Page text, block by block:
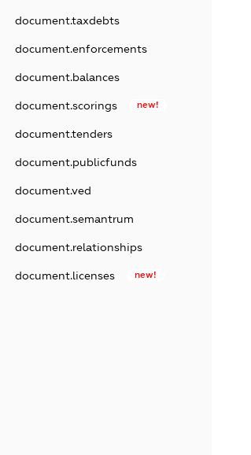
document.taxdebts
document.enforcements
document.balances
document.scorings new!
document.tenders
document.publicfunds
document.ved
document.semantrum
document.relationships
document.licenses new!